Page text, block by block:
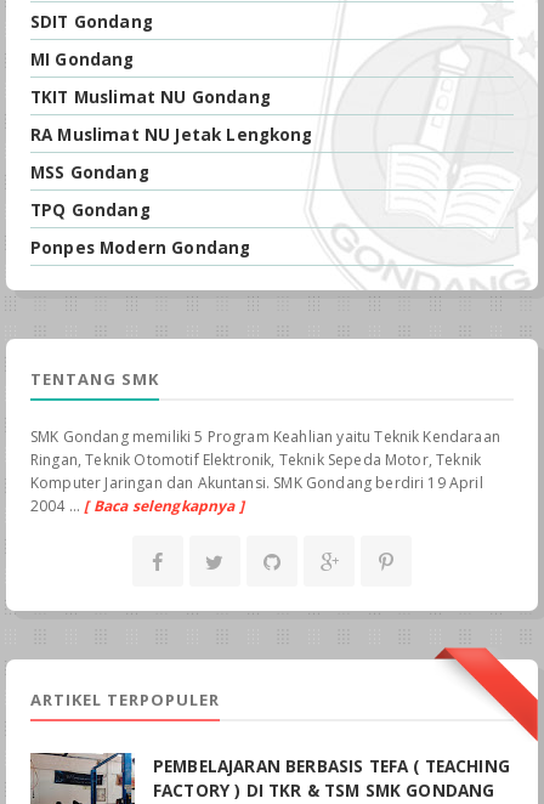
SDIT Gondang
MI Gondang
TKIT Muslimat NU Gondang
RA Muslimat NU Jetak Lengkong
MSS Gondang
TPQ Gondang
Ponpes Modern Gondang
TENTANG SMK
SMK Gondang memiliki 5 Program Keahlian yaitu Teknik Kendaraan
Ringan, Teknik Otomotif Elektronik, Teknik Sepeda Motor, Teknik
Komputer Jaringan dan Akuntansi. SMK Gondang berdiri 19 April
2004 ...[ Baca selengkapnya ]
ARTIKEL TERPOPULER
PEMBELAJARAN BERBASIS TEFA ( TEACHING
FACTORY ) DI TKR & TSM SMK GONDANG